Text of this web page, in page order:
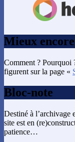
Mieux
Comment ? Pourquoi
figurent sur la page «
Bloc-note
Destiné à l’archivage
site est en
patience…